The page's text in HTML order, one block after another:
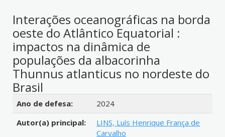
Interações oceanográficas na borda
oeste do Atlântico Equatorial :
impactos na dinâmica de
populações da albacorinha
Thunnus atlanticus no nordeste do
Brasil
Detalhes bibliográficos
Ano de defesa:
2024
Autor(a) principal:
LINS, Luís Henrique França de
Carvalho